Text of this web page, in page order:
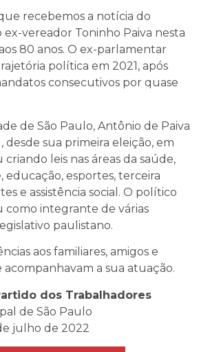
recebemos a notícia do
vereador Toninho Paiva nesta
80 anos. O ex-parlamentar
política em 2021, após
consecutivos por quase
de São Paulo, Antônio de Paiva
desde sua primeira eleição, em
criando leis nas áreas da saúde,
educação, esportes, terceira
e assistência social. O político
integrante de várias
paulistano.
aos familiares, amigos e
a sua atuação.
dos Trabalhadores
de São Paulo
julho de 2022